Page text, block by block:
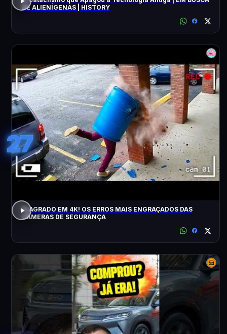
DE ALIENÍGENAS | HISTORY
27
FLAGRADO EM 4K! OS ERROS MAIS ENGRAÇADOS DAS
CÂMERAS DE SEGURANÇA